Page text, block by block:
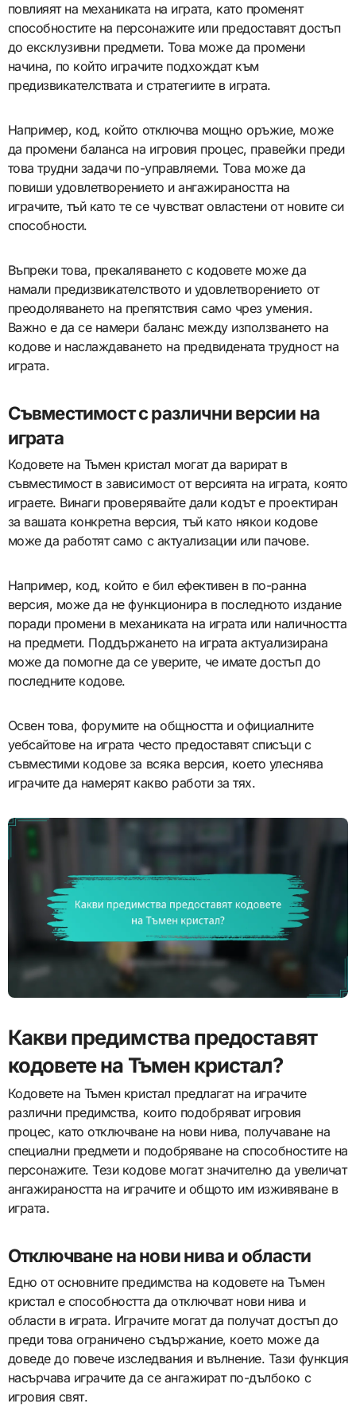
повлияят на механиката на играта, като променят
способностите на персонажите или предоставят достъп
до ексклузивни предмети. Това може да промени
начина, по който играчите подхождат към
предизвикателствата и стратегиите в играта.
Например, код, който отключва мощно оръжие, може
да промени баланса на игровия процес, правейки преди
това трудни задачи по-управляеми. Това може да
повиши удовлетворението и ангажираността на
играчите, тъй като те се чувстват овластени от новите си
способности.
Въпреки това, прекаляването с кодовете може да
намали предизвикателството и удовлетворението от
преодоляването на препятствия само чрез умения.
Важно е да се намери баланс между използването на
кодове и наслаждаването на предвидената трудност на
играта.
Съвместимост с различни версии на
играта
Кодовете на Тъмен кристал могат да варират в
съвместимост в зависимост от версията на играта, която
играете. Винаги проверявайте дали кодът е проектиран
за вашата конкретна версия, тъй като някои кодове
може да работят само с актуализации или пачове.
Например, код, който е бил ефективен в по-ранна
версия, може да не функционира в последното издание
поради промени в механиката на играта или наличността
на предмети. Поддържането на играта актуализирана
може да помогне да се уверите, че имате достъп до
последните кодове.
Освен това, форумите на общността и официалните
уебсайтове на играта често предоставят списъци с
съвместими кодове за всяка версия, което улеснява
играчите да намерят какво работи за тях.
Какви предимства предоставят
кодовете на Тъмен кристал?
Кодовете на Тъмен кристал предлагат на играчите
различни предимства, които подобряват игровия
процес, като отключване на нови нива, получаване на
специални предмети и подобряване на способностите на
персонажите. Тези кодове могат значително да увеличат
ангажираността на играчите и общото им изживяване в
играта.
Отключване на нови нива и области
Едно от основните предимства на кодовете на Тъмен
кристал е способността да отключват нови нива и
области в играта. Играчите могат да получат достъп до
преди това ограничено съдържание, което може да
доведе до повече изследвания и вълнение. Тази функция
насърчава играчите да се ангажират по-дълбоко с
игровия свят.